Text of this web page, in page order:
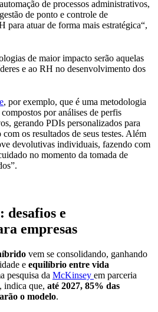
de processos administrativos,
de ponto e controle de
para atuar de forma mais estratégica“,
de maior impacto serão aquelas
e ao RH no desenvolvimento dos
, por exemplo, que é uma metodologia
por análises de perfis
gerando PDIs personalizados para
os resultados de seus testes. Além
devolutivas individuais, fazendo com
no momento da tomada de
e
empresas
vem se consolidando, ganhando
e equilíbrio entre vida
pesquisa da McKinsey em parceria
indica que, até 2027, 85% das
o modelo.